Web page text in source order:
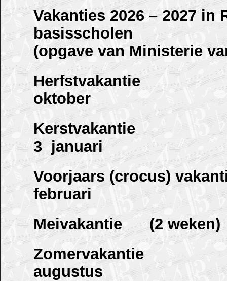
Vakanties 2026 – 2027 in
basisscholen
(opgave van Ministerie
Herfstvakantie
oktober
Kerstvakantie
3 januari
Voorjaars (crocus)
februari
Meivakantie (2
Zomervakantie
augustus